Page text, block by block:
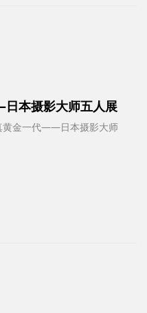
本摄影大师五人展
黄金一代——日本摄影大师